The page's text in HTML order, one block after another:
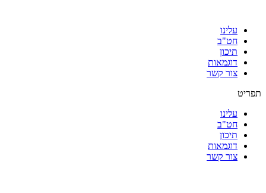
עלינו
חט"ב
תיכון
דוגמאות
צור קשר
תפריט
עלינו
חט"ב
תיכון
דוגמאות
צור קשר